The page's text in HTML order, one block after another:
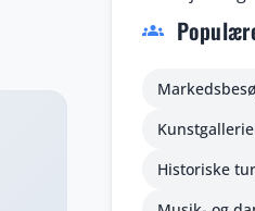
groups
Historiske